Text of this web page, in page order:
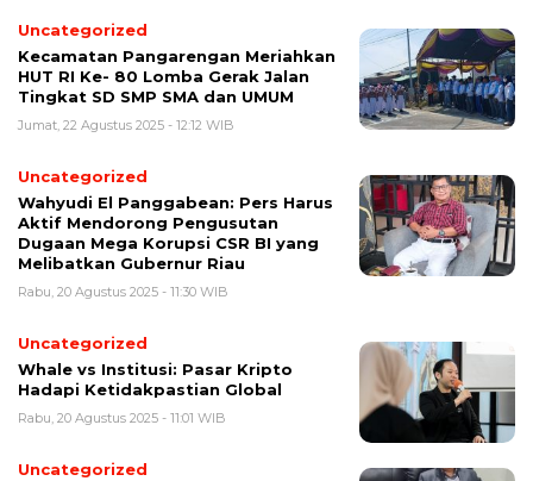
Uncategorized
Kecamatan Pangarengan Meriahkan
HUT RI Ke- 80 Lomba Gerak Jalan
Tingkat SD SMP SMA dan UMUM
Jumat, 22 Agustus 2025 - 12:12 WIB
Uncategorized
Wahyudi El Panggabean: Pers Harus
Aktif Mendorong Pengusutan
Dugaan Mega Korupsi CSR BI yang
Melibatkan Gubernur Riau
Rabu, 20 Agustus 2025 - 11:30 WIB
Uncategorized
Whale vs Institusi: Pasar Kripto
Hadapi Ketidakpastian Global
Rabu, 20 Agustus 2025 - 11:01 WIB
Uncategorized